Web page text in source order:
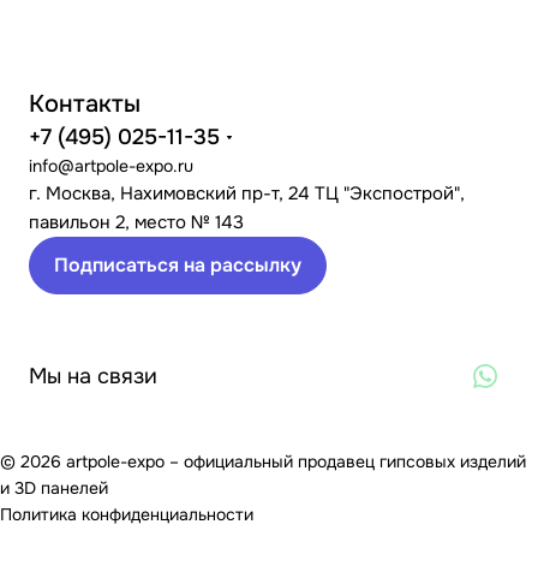
Контакты
+7 (495) 025-11-35
info@artpole-expo.ru
г. Москва, Нахимовский пр-т, 24 ТЦ "Экспострой",
павильон 2, место № 143
Подписаться на рассылку
Мы на связи
© 2026 artpole-expo – официальный продавец гипсовых изделий
и 3D панелей
Политика конфиденциальности